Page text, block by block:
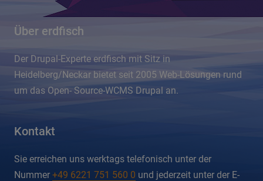
Über erdfisch
Der Drupal-Experte erdfisch mit Sitz in
Heidelberg/Neckar bietet seit 2005 Web-Lösungen rund
um das Open- Source-WCMS Drupal an.
Kontakt
Sie erreichen uns werktags telefonisch unter der
Nummer +49 6221 751 560 0 und jederzeit unter der E-